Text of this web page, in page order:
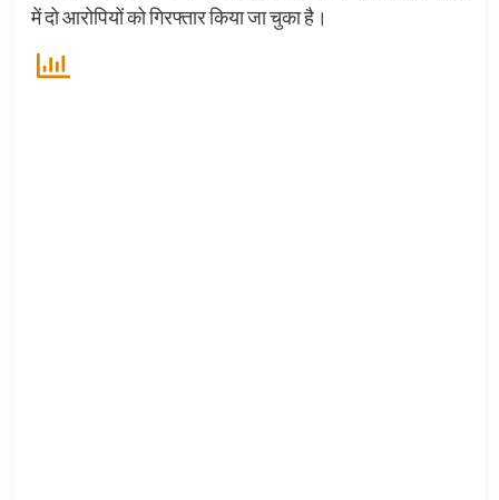
में दो आरोपियों को गिरफ्तार किया जा चुका है।